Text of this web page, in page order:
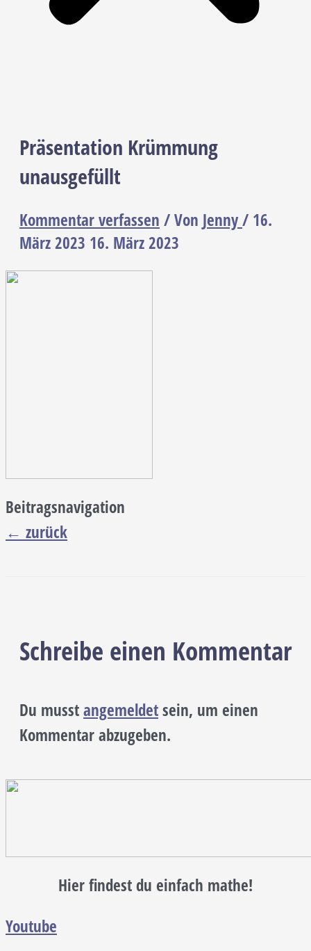
Präsentation Krümmung
unausgefüllt
Kommentar verfassen / Von Jenny/ 16.
März 2023 16. März 2023
Beitragsnavigation
← zurück
Schreibe einen Kommentar
Du musstangemeldetsein, um einen
Kommentar abzugeben.
Hier findest du einfach mathe!
Youtube